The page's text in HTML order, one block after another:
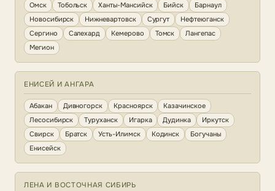
Омск Тобольск Ханты-Мансийск Бийск
Барнаул
Новосибирск
Нижневартовск Сургут
Нефтеюганск
Сергино
Салехард Кемерово Томск
Лангепас
Мегион
ЕНИСЕЙ И АНГАРА
Абакан Дивногорск Красноярск
Казачинское
Лесосибирск
Туруханск Игарка Дудинка
Иркутск
Свирск
Братск Усть-Илимск Кодинск
Богучаны
Енисейск
ЛЕНА И ВОСТОЧНАЯ СИБИРЬ